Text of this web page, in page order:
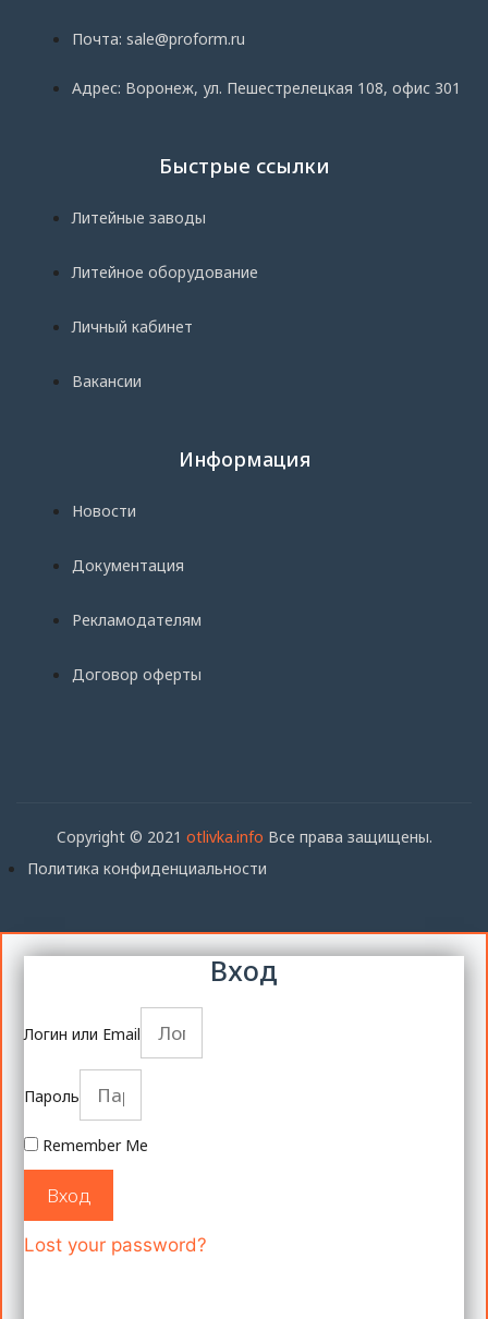
Почта: sale@proform.ru
Адрес: Воронеж, ул. Пешестрелецкая 108, офис 301
Быстрые ссылки
Литейные заводы
Литейное оборудование
Личный кабинет
Вакансии
Информация
Новости
Документация
Рекламодателям
Договор оферты
Copyright © 2021 otlivka.info Все права защищены.
Политика конфиденциальности
Вход
Логин или Email
Пароль
Remember Me
Вход
Lost your password?